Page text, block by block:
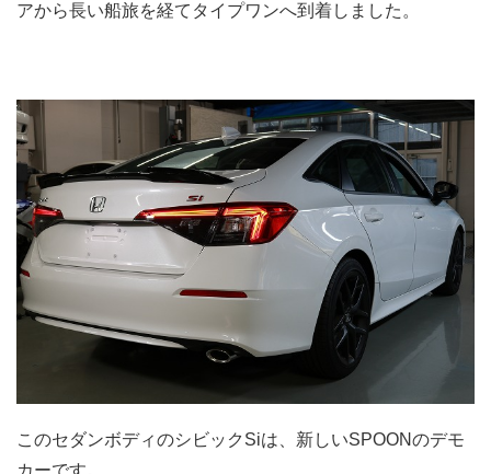
アから長い船旅を経てタイプワンへ到着しました。
このセダンボディのシビックSiは、新しいSPOONのデモ